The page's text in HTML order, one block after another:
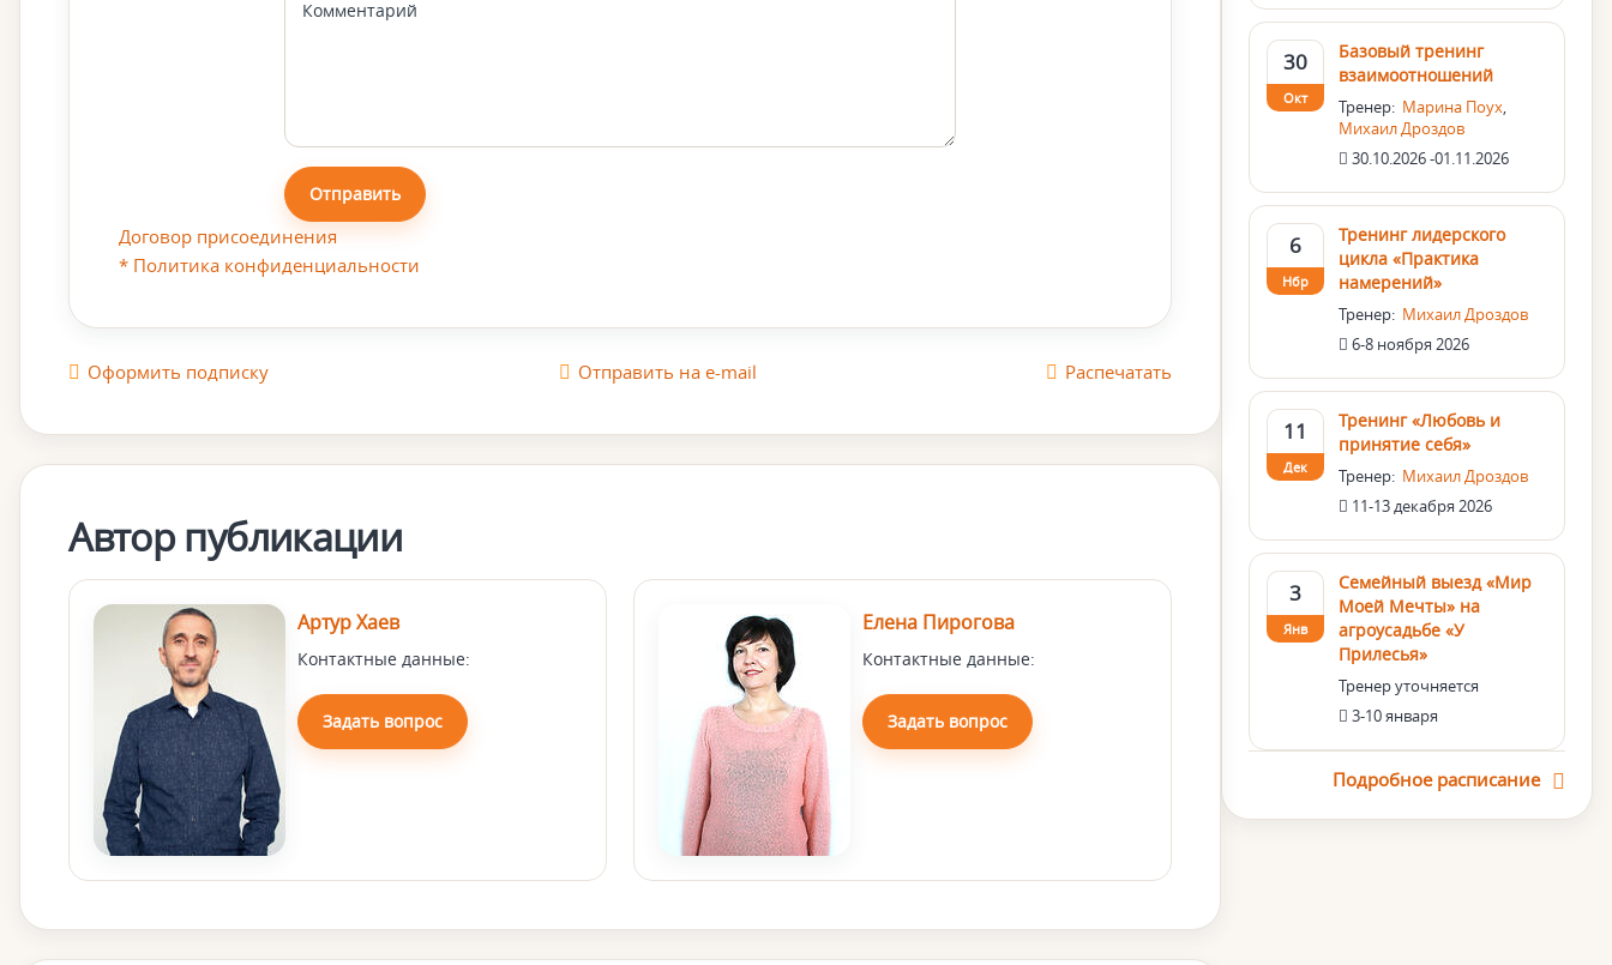
Отправить
Договор присоединения
* Политика конфиденциальности
Оформить подписку Отправить на e-mail Распечатать
Автор публикации
Артур Хаев
Контактные данные:
Задать вопрос
Елена Пирогова
Контактные данные:
Задать вопрос
30
Окт
Базовый тренинг
взаимоотношений
Тренер: Марина Поух,
Михаил Дроздов
30.10.2026 -01.11.2026
6
Нбр
Тренинг лидерского
цикла «Практика
намерений»
Тренер: Михаил Дроздов
6-8 ноября 2026
11
Дек
Тренинг «Любовь и
принятие себя»
Тренер: Михаил Дроздов
11-13 декабря 2026
3
Янв
Семейный выезд «Мир
Моей Мечты» на
агроусадьбе «У
Прилесья»
Тренер уточняется
3-10 января
Подробное расписание